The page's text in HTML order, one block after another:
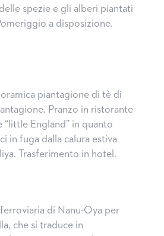
spezie e gli alberi piantati
a disposizione.
piantagione di tè di
Pranzo in ristorante
“little England” in quanto
in fuga dalla calura estiva
Trasferimento in hotel.
di Nanu-Oya per
che si traduce in